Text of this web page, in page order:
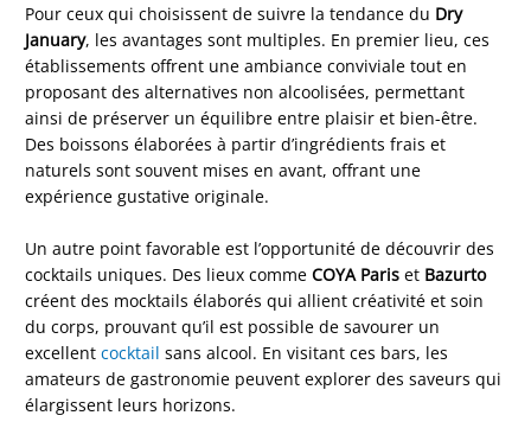
Pour ceux qui choisissent de suivre la tendance du Dry
January, les avantages sont multiples. En premier lieu, ces
établissements offrent une ambiance conviviale tout en
proposant des alternatives non alcoolisées, permettant
ainsi de préserver un équilibre entre plaisir et bien-être.
Des boissons élaborées à partir d’ingrédients frais et
naturels sont souvent mises en avant, offrant une
expérience gustative originale.
Un autre point favorable est l’opportunité de découvrir des
cocktails uniques. Des lieux commeCOYA Paris et Bazurto
créent des mocktails élaborés qui allient créativité et soin
du corps, prouvant qu’il est possible de savourer un
excellentcocktail sans alcool. En visitant ces bars, les
amateurs de gastronomie peuvent explorer des saveurs qui
élargissent leurs horizons.